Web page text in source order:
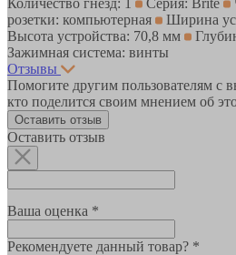
розетки: компьютерная
Ширина
Высота устройства: 70,8 мм
Зажимная система: винты
Отзывы
Помогите другим пользователям с
кто поделится своим мнением об
Оставить отзыв
Оставить отзыв
Ваша оценка *
Рекомендуете данный товар? *